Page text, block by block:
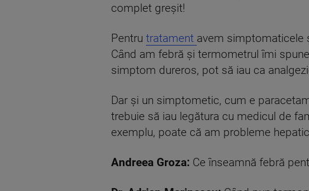
complet greşit!
Pentru tratament avem simptomaticele
Când am febră şi termometrul îmi
simptom dureros, pot să iau ca
Dar şi un simptometic, cum e
trebuie să iau legătura cu medicul de
exemplu, poate că am probleme
Andreea Groza: Ce înseamnă febră